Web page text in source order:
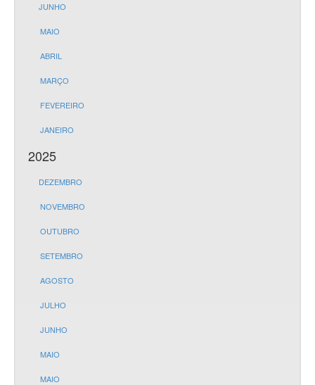
JUNHO
MAIO
ABRIL
MARÇO
FEVEREIRO
JANEIRO
2025
DEZEMBRO
NOVEMBRO
OUTUBRO
SETEMBRO
AGOSTO
JULHO
JUNHO
MAIO
MAIO